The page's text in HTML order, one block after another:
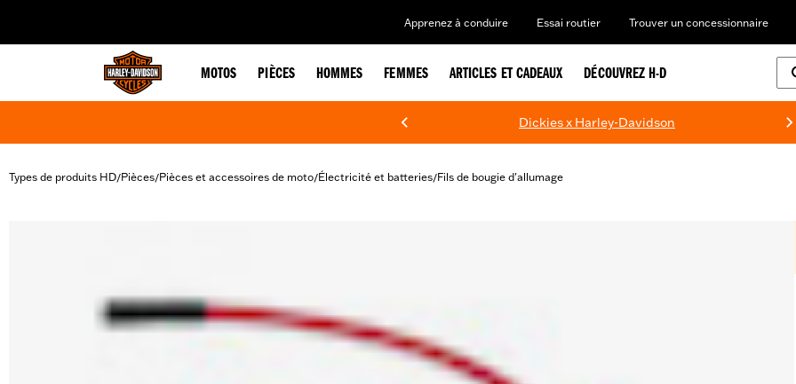
Apprenez à conduire Essai routier Trouver un concessionnaire
MOTOS PIÈCES HOMMES FEMMES ARTICLES ET CADEAUX DÉCOUVREZ H-D
Dickies x Harley-Davidson
Types de produits HD/Pièces/Pièces et accessoires de moto/Électricité et batteries/Fils de bougie d'allumage